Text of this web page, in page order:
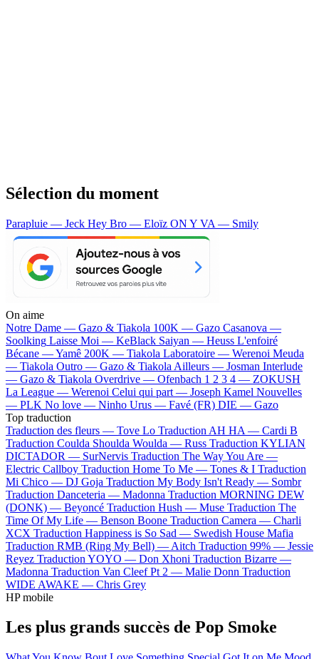
Sélection du moment
Parapluie — Jeck Hey Bro — Eloïz ON Y VA — Smily
On aime
Notre Dame — Gazo & Tiakola 100K — Gazo Casanova —
Soolking Laisse Moi — KeBlack Saiyan — Heuss L'enfoiré
Bécane —Yamê 200K — Tiakola Laboratoire — Werenoi Meuda
— Tiakola Outro — Gazo & Tiakola Ailleurs — Josman Interlude
— Gazo & Tiakola Overdrive — Ofenbach 1 2 3 4 — ZOKUSH
La League — Werenoi Celui qui part — Joseph Kamel Nouvelles
— PLK No love — Ninho Urus — Favé (FR) DIE — Gazo
Top traduction
Traduction des fleurs — Tove Lo Traduction AH HA — Cardi B
Traduction Coulda Shoulda Woulda — Russ Traduction KYLIAN
DICTADOR — SurNervis Traduction The Way You Are —
Electric Callboy Traduction Home To Me — Tones & I Traduction
Mi Chico — DJ Goja Traduction My Body Isn't Ready — Sombr
Traduction Danceteria — Madonna Traduction MORNING DEW
(DONK) — Beyoncé Traduction Hush — Muse Traduction The
Time Of My Life — Benson Boone Traduction Camera — Charli
XCX Traduction Happiness is So Sad — Swedish House Mafia
Traduction RMB (Ring My Bell) — Aitch Traduction 99% — Jessie
Reyez Traduction YOYO — Don Xhoni Traduction Bizarre —
Madonna Traduction Van Cleef Pt 2 — Malie Donn Traduction
WIDE AWAKE — Chris Grey
HP mobile
Les plus grands succès de Pop Smoke